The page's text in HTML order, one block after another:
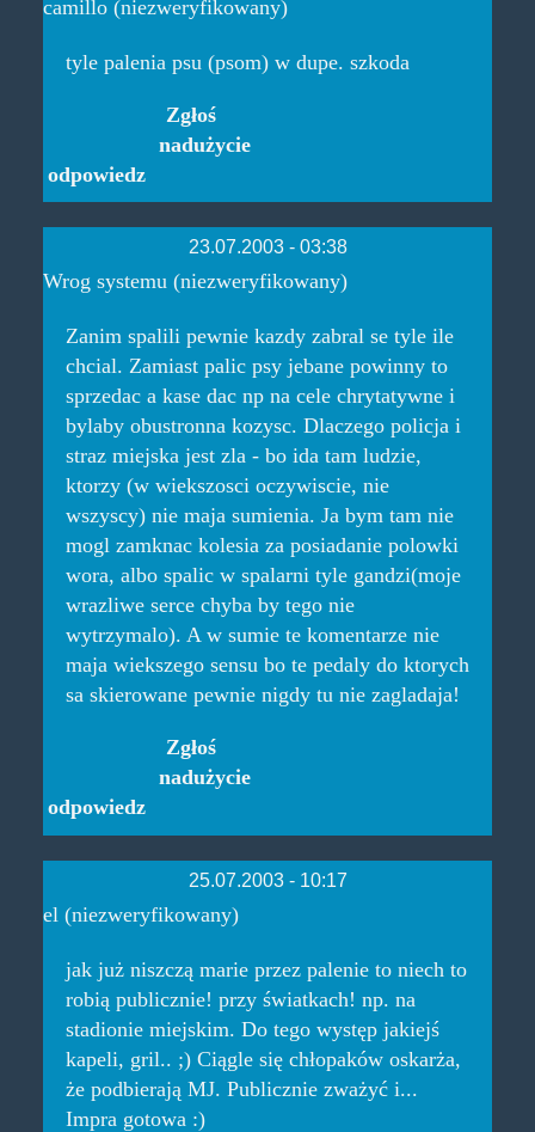
camillo (niezweryfikowany)
tyle palenia psu (psom) w dupe. szkoda
odpowiedz
Zgłoś
nadużycie
23.07.2003 - 03:38
Wrog systemu (niezweryfikowany)
Zanim spalili pewnie kazdy zabral se tyle ile
chcial. Zamiast palic psy jebane powinny to
sprzedac a kase dac np na cele chrytatywne i
bylaby obustronna kozysc. Dlaczego policja i
straz miejska jest zla - bo ida tam ludzie,
ktorzy (w wiekszosci oczywiscie, nie
wszyscy) nie maja sumienia. Ja bym tam nie
mogl zamknac kolesia za posiadanie polowki
wora, albo spalic w spalarni tyle gandzi(moje
wrazliwe serce chyba by tego nie
wytrzymalo). A w sumie te komentarze nie
maja wiekszego sensu bo te pedaly do ktorych
sa skierowane pewnie nigdy tu nie zagladaja!
odpowiedz
Zgłoś
nadużycie
25.07.2003 - 10:17
el (niezweryfikowany)
jak już niszczą marie przez palenie to niech to
robią publicznie! przy światkach! np. na
stadionie miejskim. Do tego występ jakiejś
kapeli, gril.. ;) Ciągle się chłopaków oskarża,
że podbierają MJ. Publicznie zważyć i...
Impra gotowa :)